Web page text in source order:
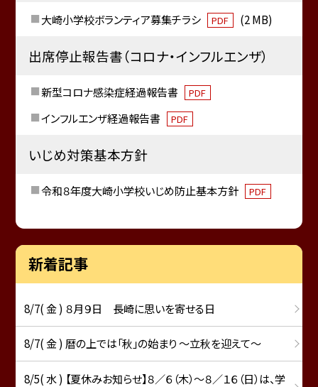
大崎小学校ボランティア募集チラシ PDF (2 MB)
出席停止報告書（コロナ・インフルエンザ）
新型コロナ感染症経過報告書 PDF
インフルエンザ経過報告書 PDF
いじめ対策基本方針
令和８年度大崎小学校いじめ防止基本方針 PDF
新着記事
8/7( 金 ) ８月９日 長崎に思いを寄せる日
8/7( 金 ) 暦の上では「秋」の始まり ～立秋を迎えて～
8/5( 水 ) 【夏休みお知らせ】８／６（木）～８／１６（日）は、学